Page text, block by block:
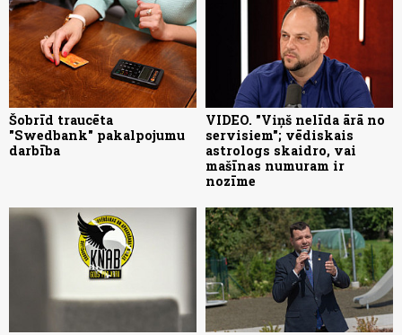
Šobrīd traucēta
"Swedbank" pakalpojumu
darbība
VIDEO. "Viņš nelīda ārā no
servisiem"; vēdiskais
astrologs skaidro, vai
mašīnas numuram ir
nozīme